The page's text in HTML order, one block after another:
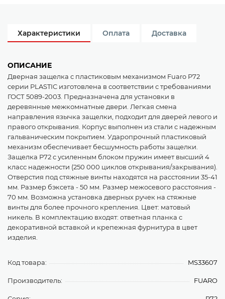
Характеристики Оплата Доставка
ОПИСАНИЕ
Дверная защелка с пластиковым механизмом Fuaro P72
серии PLASTIC изготовлена в соответствии с требованиями
ГОСТ 5089-2003. Предназначена для установки в
деревянные межкомнатные двери. Легкая смена
направления язычка защелки, подходит для дверей левого и
правого открывания. Корпус выполнен из стали с надежным
гальваническим покрытием. Ударопрочный пластиковый
механизм обеспечивает бесшумность работы защелки.
Защелка P72 с усиленным блоком пружин имеет высший 4
класс надежности (250 000 циклов открывания/закрывания).
Отверстия под стяжные винты находятся на расстоянии 35-41
мм. Размер бэксета - 50 мм. Размер межосевого расстояния -
70 мм. Возможна установка дверных ручек на стяжные
винты для более прочного крепления. Цвет: матовый
никель. В комплектацию входят: ответная планка с
декоративной вставкой и крепежная фурнитура в цвет
изделия.
Код товара: MS33607
Производитель: FUARO